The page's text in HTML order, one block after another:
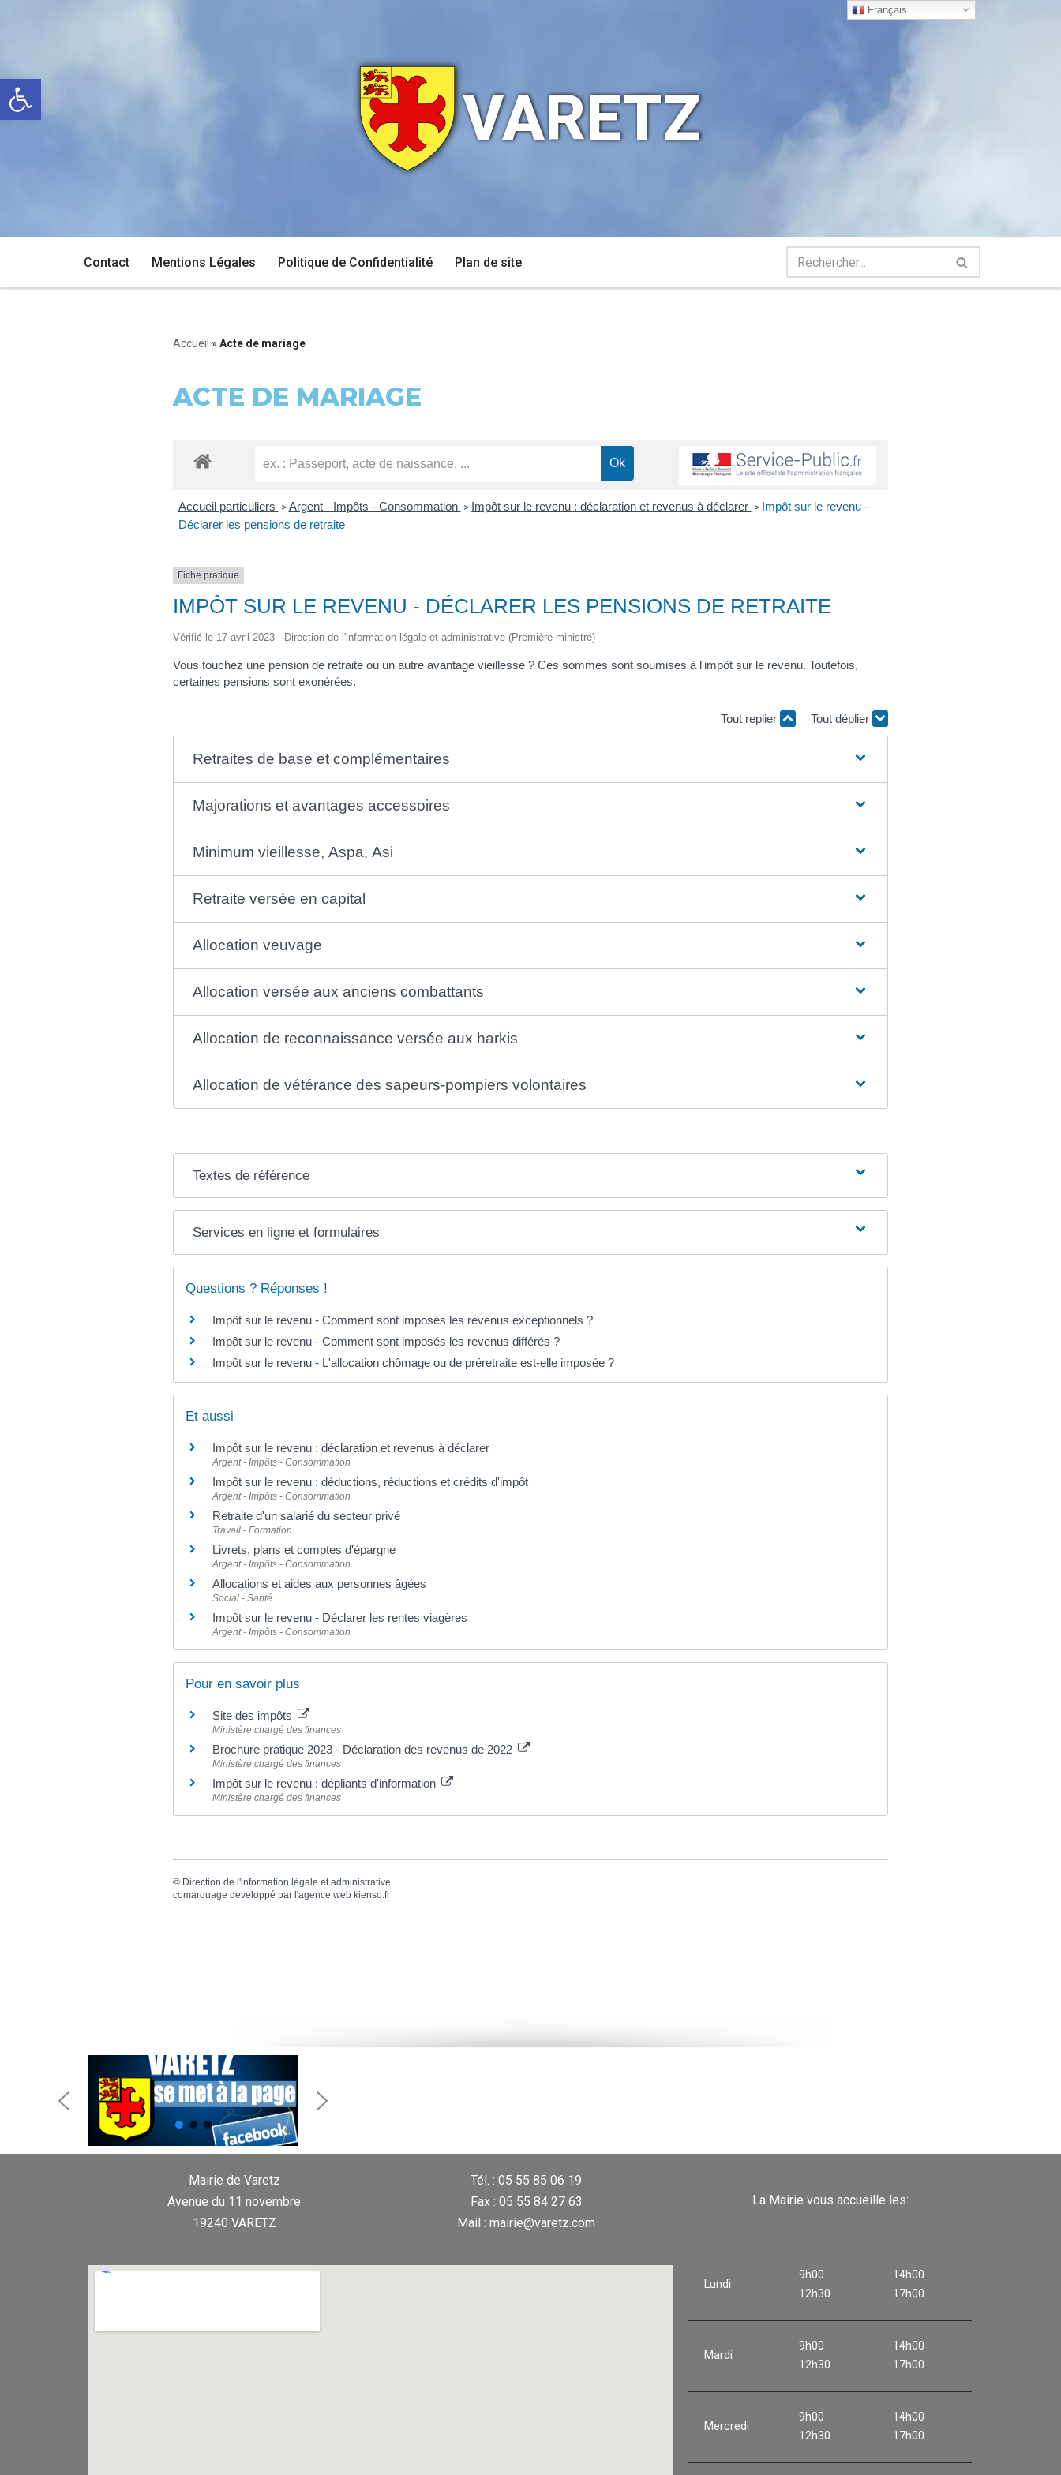
Ouvrir la barre d’outils
contenu
VARETZ
Contact Mentions Légales Politique de Confidentialité Plan de site
Accueil » Acte de mariage
ACTE DE MARIAGE
Accueil particuliers > Argent - Impôts - Consommation > Impôt sur le revenu : déclaration et revenus à déclarer > Impôt sur le revenu -
Déclarer les pensions de retraite
Fiche pratique
IMPÔT SUR LE REVENU - DÉCLARER LES PENSIONS DE RETRAITE
Vérifié le 17 avril 2023 - Direction de l'information légale et administrative (Première ministre)
Vous touchez une pension de retraite ou un autre avantage vieillesse ? Ces sommes sont soumises à l'impôt sur le revenu. Toutefois,
certaines pensions sont exonérées.
Tout replier Tout déplier
Retraites de base et complémentaires
Majorations et avantages accessoires
Minimum vieillesse, Aspa, Asi
Retraite versée en capital
Allocation veuvage
Allocation versée aux anciens combattants
Allocation de reconnaissance versée aux harkis
Allocation de vétérance des sapeurs-pompiers volontaires
Textes de référence
Services en ligne et formulaires
Questions ? Réponses !
Impôt sur le revenu - Comment sont imposés les revenus exceptionnels ?
Impôt sur le revenu - Comment sont imposés les revenus différés ?
Impôt sur le revenu - L'allocation chômage ou de préretraite est-elle imposée ?
Et aussi
Impôt sur le revenu : déclaration et revenus à déclarer
Argent - Impôts - Consommation
Impôt sur le revenu : déductions, réductions et crédits d'impôt
Argent - Impôts - Consommation
Retraite d'un salarié du secteur privé
Travail - Formation
Livrets, plans et comptes d'épargne
Argent - Impôts - Consommation
Allocations et aides aux personnes âgées
Social - Santé
Impôt sur le revenu - Déclarer les rentes viagères
Argent - Impôts - Consommation
Pour en savoir plus
Site des impôts
Ministère chargé des finances
Brochure pratique 2023 - Déclaration des revenus de 2022
Ministère chargé des finances
Impôt sur le revenu : dépliants d'information
Ministère chargé des finances
© Direction de l'information légale et administrative
comarquage developpé par l'agence web kienso.fr
Mairie de Varetz
Avenue du 11 novembre
19240 VARETZ
Tél. : 05 55 85 06 19
Fax : 05 55 84 27 63
Mail : mairie@varetz.com
La Mairie vous accueille les:
Lundi
9h00
12h30
14h00
17h00
Mardi
9h00
12h30
14h00
17h00
Mercredi
9h00
12h30
14h00
17h00
Français